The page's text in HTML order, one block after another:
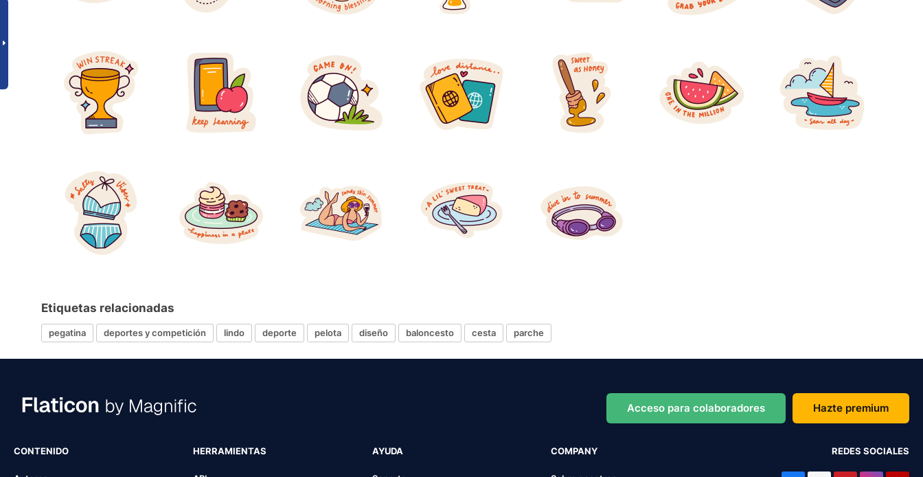
Etiquetas relacionadas
pegatina deportes y competición lindo deporte pelota diseño baloncesto cesta parche
Acceso para colaboradores Hazte premium
CONTENIDO HERRAMIENTAS AYUDA COMPANY REDES SOCIALES